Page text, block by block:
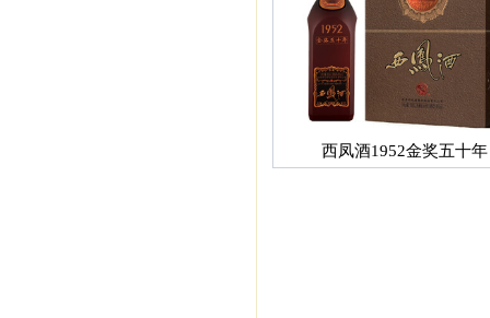
西凤酒1952金奖五十年